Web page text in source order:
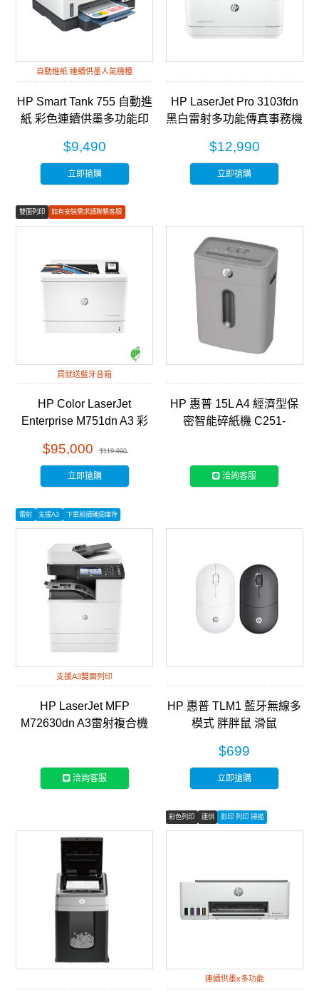
自動進紙 連續供墨人氣機種
HP Smart Tank 755 自動進
紙 彩色連續供墨多功能印
$9,490
立即搶購
HP LaserJet Pro 3103fdn
黑白雷射多功能傳真事務機
$12,990
立即搶購
雙面列印
如有安裝需求請聯繫客服
彩色列印
買就送藍牙音箱
HP Color LaserJet
Enterprise M751dn A3 彩
$95,000 $119,990
立即搶購
HP 惠普 15L A4 經濟型保
密智能碎紙機 C251-
洽詢客服
雷射 支援A3 下單前請確認庫存
支援A3雙面列印
HP LaserJet MFP
M72630dn A3雷射複合機
洽詢客服
HP 惠普 TLM1 藍牙無線多
模式 胖胖鼠 滑鼠
$699
立即搶購
彩色列印 連供 影印 列印 掃描
連續供墨x多功能